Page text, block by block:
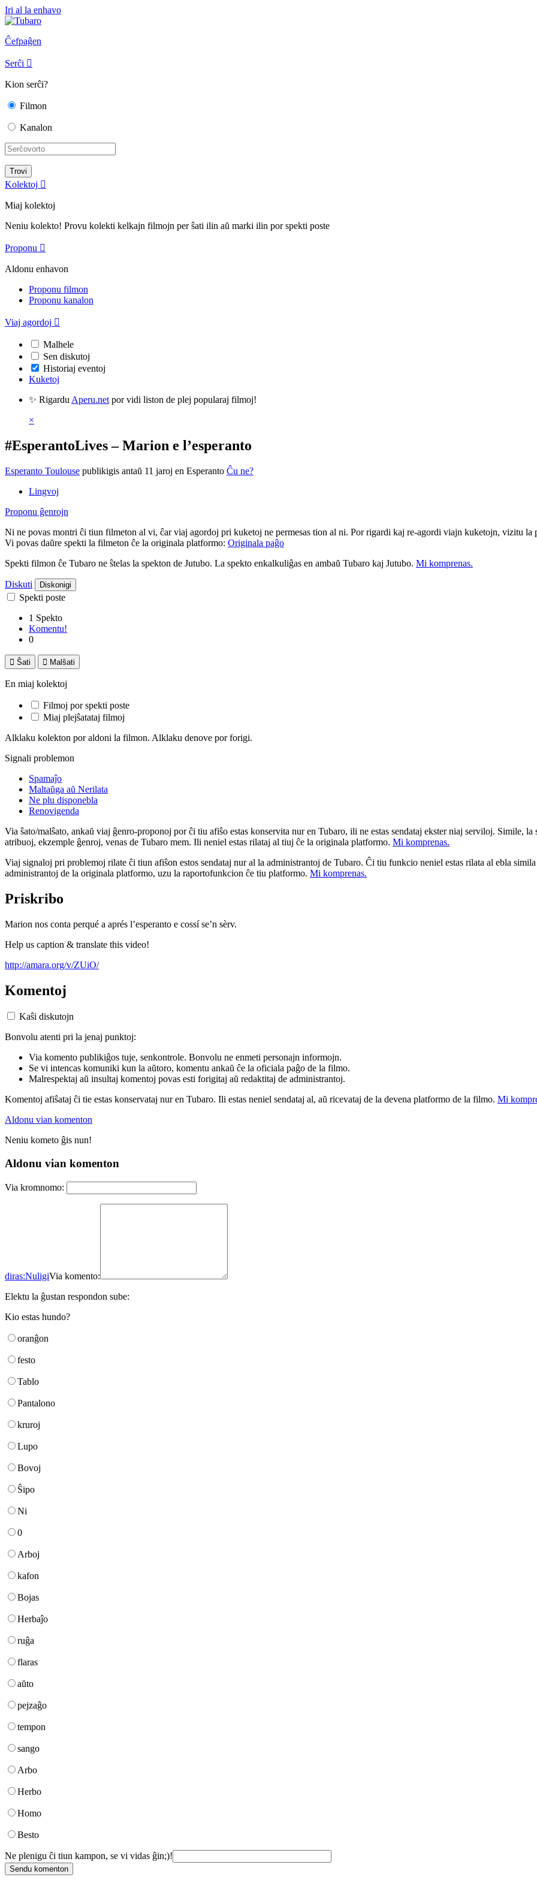
Iri al la enhavo
Ĉefpaĝen
Serĉi 
Kion serĉi?
Filmon
Kanalon
Kolektoj 
Miaj kolektoj
Neniu kolekto! Provu kolekti kelkajn filmojn per ŝati ilin aŭ marki ilin por spekti poste
Proponu 
Aldonu enhavon
Proponu filmon
Proponu kanalon
Viaj agordoj 
Malhele
Sen diskutoj
Historiaj eventoj
Kuketoj
✨ Rigardu Aperu.net por vidi liston de plej popularaj filmoj!
×
#EsperantoLives – Marion e l’esperanto
Esperanto Toulouse publikigis antaŭ 11 jaroj en Esperanto Ĉu ne?
Lingvoj
Proponu ĝenrojn
Ni ne povas montri ĉi tiun filmeton al vi, ĉar viaj agordoj pri kuketoj ne permesas tion al ni. Por rigardi kaj re-agordi viajn kuketojn, vizitu la
Vi povas daŭre spekti la filmeton ĉe la originala platformo: Originala paĝo
Spekti filmon ĉe Tubaro ne ŝtelas la spekton de Jutubo. La spekto enkalkuliĝas en ambaŭ Tubaro kaj Jutubo. Mi komprenas.
Diskuti Diskonigi
Spekti poste
1 Spekto
Komentu!
0
 Ŝati  Malŝati
En miaj kolektoj
Filmoj por spekti poste
Miaj plejŝatataj filmoj
Alklaku kolekton por aldoni la filmon. Alklaku denove por forigi.
Signali problemon
Spamaĵo
Maltaŭga aŭ Nerilata
Ne plu disponebla
Renovigenda
Via ŝato/malŝato, ankaŭ viaj ĝenro-proponoj por ĉi tiu afiŝo estas konservita nur en Tubaro, ili ne estas sendataj ekster niaj serviloj. Simile,
atribuoj, ekzemple ĝenroj, venas de Tubaro mem. Ili neniel estas rilataj al tiuj ĉe la originala platformo. Mi komprenas.
Viaj signaloj pri problemoj rilate ĉi tiun afiŝon estos sendataj nur al la administrantoj de Tubaro. Ĉi tiu funkcio neniel estas rilata al ebla
administrantoj de la originala platformo, uzu la raportofunkcion ĉe tiu platformo. Mi komprenas.
Priskribo
Marion nos conta perqué a aprés l’esperanto e cossí se’n sèrv.
Help us caption & translate this video!
http://amara.org/v/ZUiO/
Komentoj
Kaŝi diskutojn
Bonvolu atenti pri la jenaj punktoj:
Via komento publikiĝos tuje, senkontrole. Bonvolu ne enmeti personajn informojn.
Se vi intencas komuniki kun la aŭtoro, komentu ankaŭ ĉe la oficiala paĝo de la filmo.
Malrespektaj aŭ insultaj komentoj povas esti forigitaj aŭ redaktitaj de administrantoj.
Komentoj afiŝataj ĉi tie estas konservataj nur en Tubaro. Ili estas neniel sendataj al, aŭ ricevataj de la devena platformo de la filmo. Mi
Aldonu vian komenton
Neniu kometo ĝis nun!
Aldonu vian komenton
Via kromnomo:
diras:NuligiVia komento:
Elektu la ĝustan respondon sube:
Kio estas hundo?
oranĝon
festo
Tablo
Pantalono
kruroj
Lupo
Bovoj
Ŝipo
Ni
0
Arboj
kafon
Bojas
Herbaĵo
ruĝa
flaras
aŭto
pejzaĝo
tempon
sango
Arbo
Herbo
Homo
Besto
Ne plenigu ĉi tiun kampon, se vi vidas ĝin;)!